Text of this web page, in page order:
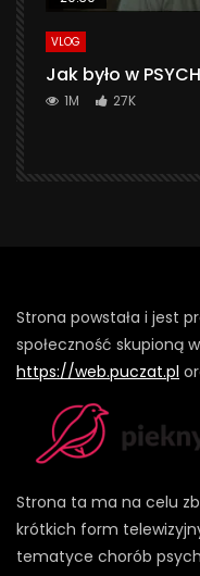
VLOG
Jak było w
1M 27K
Strona powstała i jest
społeczność skupioną
https://web.puczat.pl
Strona ta ma na celu
krótkich form
tematyce chorób